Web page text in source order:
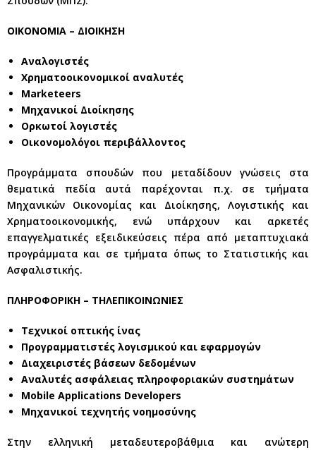
OΙΚΟΝΟΜΙΑ – ΔΙΟΙΚΗΣΗ
Αναλογιστές
Χρηματοοικονομικοί αναλυτές
Marketeers
Μηχανικοί Διοίκησης
Ορκωτοί λογιστές
Οικονομολόγοι περιβάλλοντος
Προγράμματα σπουδών που μεταδίδουν γνώσεις στα
θεματικά πεδία αυτά παρέχονται π.χ. σε τμήματα
Μηχανικών Οικονομίας και Διοίκησης, Λογιστικής και
Χρηματοοικονομικής, ενώ υπάρχουν και αρκετές
επαγγελματικές εξειδικεύσεις πέρα από μεταπτυχιακά
προγράμματα και σε τμήματα όπως το Στατιστικής και
Ασφαλιστικής.
ΠΛΗΡΟΦΟΡΙΚΗ – ΤΗΛΕΠΙΚΟΙΝΩΝΙΕΣ
Τεχνικοί οπτικής ίνας
Προγραμματιστές λογισμικού και εφαρμογών
Διαχειριστές βάσεων δεδομένων
Αναλυτές ασφάλειας πληροφοριακών συστημάτων
Mobile Applications Developers
Μηχανικοί τεχνητής νοημοσύνης
Στην ελληνική μεταδευτεροβάθμια και ανώτερη